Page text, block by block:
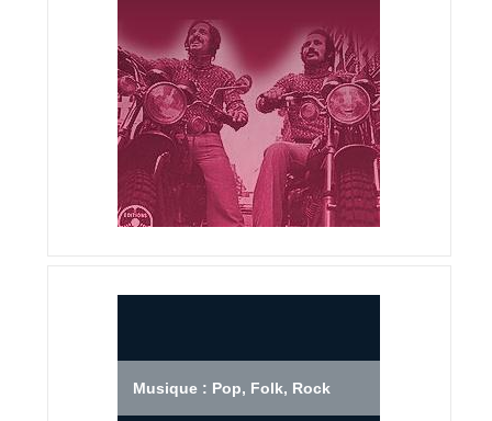
Musique : Pop, Folk, Rock